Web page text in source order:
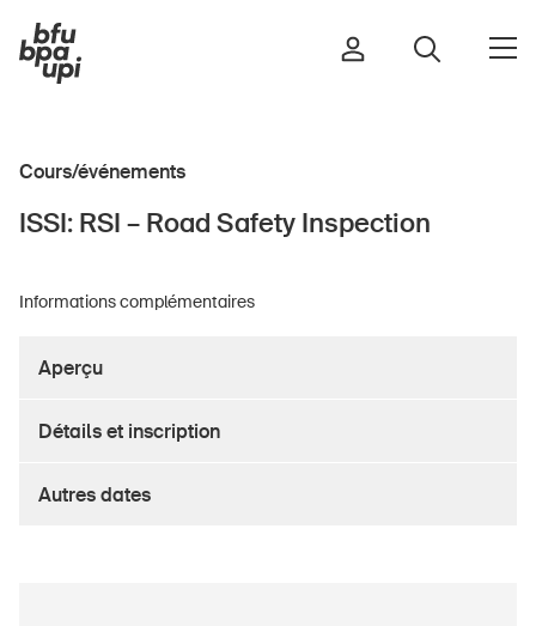
Sport et activité physique
Bâtiments et installations
Enfants
École
Cours/événements
ISSI: RSI – Road Safety Inspection
Informations complémentaires
Aperçu
Détails et inscription
Autres dates